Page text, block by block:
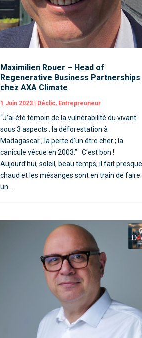
Maximilien Rouer – Head of
Regenerative Business Partnerships
chez AXA Climate
1 Juin 2023 Déclic, Entrepreuneur
“J’ai été témoin de la vulnérabilité du vivant
sous 3 aspects : la déforestation à
Madagascar ; la perte d’un être cher ; la
canicule vécue en 2003.” C’est bon !
Aujourd’hui, soleil, beau temps, il fait presque
chaud et les mésanges sont en train de faire
un...